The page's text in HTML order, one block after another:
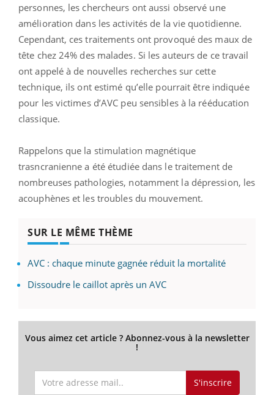
personnes, les chercheurs ont aussi observé une
amélioration dans les activités de la vie quotidienne.
Cependant, ces traitements ont provoqué des maux de
tête chez 24% des malades. Si les auteurs de ce travail
ont appelé à de nouvelles recherches sur cette
technique, ils ont estimé qu’elle pourrait être indiquée
pour les victimes d’AVC peu sensibles à la rééducation
classique.
Rappelons que la stimulation magnétique
trasncranienne a été étudiée dans le traitement de
nombreuses pathologies, notamment la dépression, les
acouphènes et les troubles du mouvement.
SUR LE MÊME THÈME
AVC : chaque minute gagnée réduit la mortalité
Dissoudre le caillot après un AVC
Vous aimez cet article ? Abonnez-vous à la newsletter
!
S'inscrire